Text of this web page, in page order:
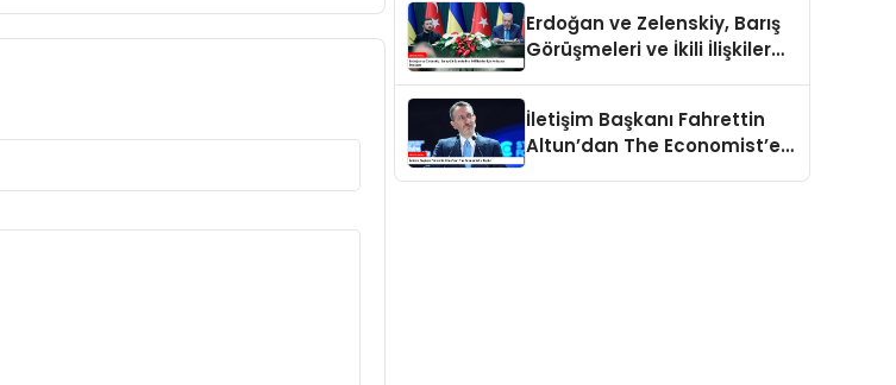
Erdoğan ve Zelenskiy, Barış
Görüşmeleri ve İkili İlişkiler
İletişim Başkanı Fahrettin
Altun’dan The Economist’e